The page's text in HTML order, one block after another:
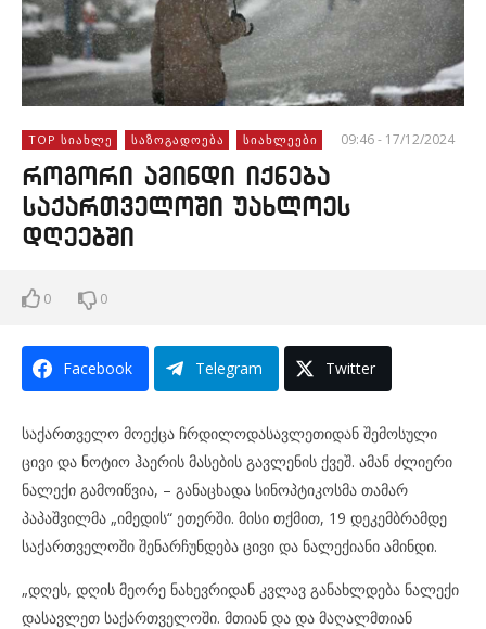
TOP ᲡᲘᲐᲮᲚᲔ ᲡᲐᲖᲝᲒᲐᲓᲝᲔᲑᲐ ᲡᲘᲐᲮᲚᲔᲔᲑᲘ 09:46 - 17/12/2024
როგორი ამინდი იქნება
საქართველოში უახლოეს
დღეებში
0 0
Facebook Telegram Twitter
საქართველო მოექცა ჩრდილოდასავლეთიდან შემოსული
ცივი და ნოტიო ჰაერის მასების გავლენის ქვეშ. ამან ძლიერი
ნალექი გამოიწვია, – განაცხადა სინოპტიკოსმა თამარ
პაპაშვილმა „იმედის“ ეთერში. მისი თქმით, 19 დეკემბრამდე
საქართველოში შენარჩუნდება ცივი და ნალექიანი ამინდი.
„დღეს, დღის მეორე ნახევრიდან კვლავ განახლდება ნალექი
დასავლეთ საქართველოში. მთიან და და მაღალმთიან